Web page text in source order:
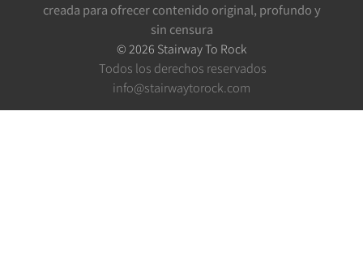
creada para ofrecer contenido original, profundo y
sin censura
© 2026 Stairway To Rock
Todos los derechos reservados
info@stairwaytorock.com